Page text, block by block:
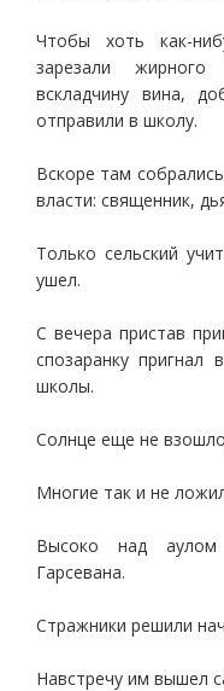
Чтобы хоть как-
зарезали
вскладчину вина,
отправили в школу.
Вскоре там
власти: священник,
Только сельский
ушел.
С вечера пристав
спозаранку
школы.
Солнце еще не
Многие так и не
Высоко над аулом
Гарсевана.
Стражники решили
Навстречу им вышел